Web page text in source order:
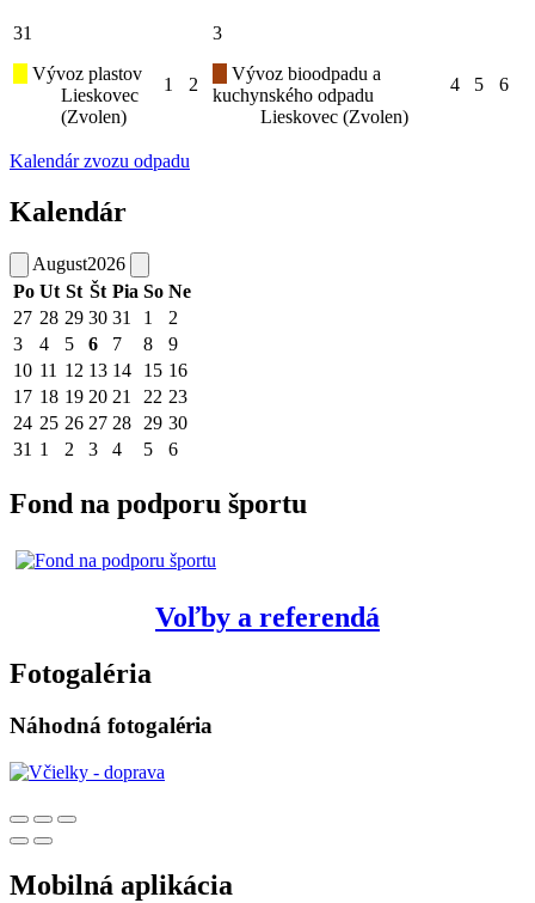
31
Vývoz plastov
Lieskovec
(Zvolen)
1 2
3
Vývoz bioodpadu a
kuchynského odpadu
Lieskovec (Zvolen)
4 5 6
Kalendár zvozu odpadu
Kalendár
August2026
Po Ut St Št Pia So Ne
27 28 29 30 31 1
2
3
4 5 6 7 8
9
10 11 12 13 14 15 16
17 18 19 20 21 22 23
24 25 26 27 28 29 30
31 1 2 3 4 5 6
Fond na podporu športu
Voľby a referendá
Fotogaléria
Náhodná fotogaléria
Mobilná aplikácia